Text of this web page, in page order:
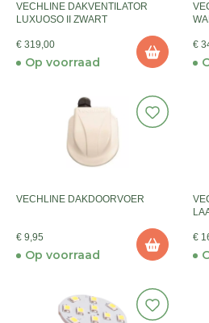
VECHLINE DAKVENTILATOR
LUXUOSO II ZWART
€ 319,00
Op voorraad
€
VECHLINE DAKDOORVOER
€ 9,95
Op voorraad
€